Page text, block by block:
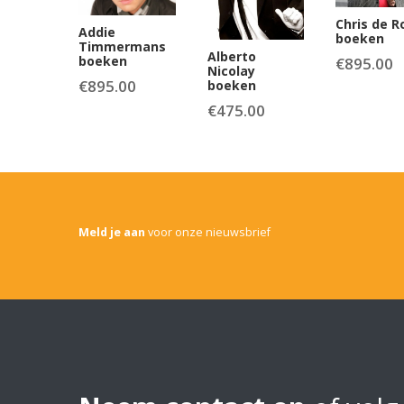
Addie
Timmermans
boeken
€895.00
Alberto
Nicolay
boeken
€475.00
Chris de
boeken
€895.00
Meld je aan voor onze nieuwsbrief